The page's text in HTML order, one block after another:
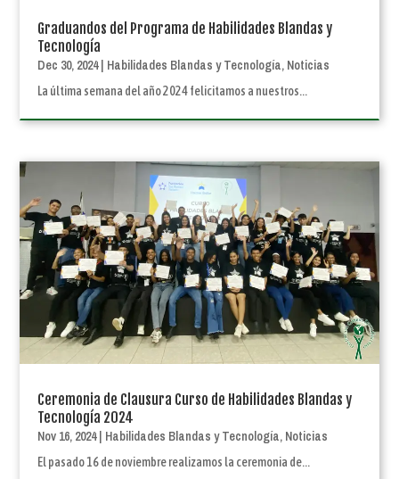
Graduandos del Programa de Habilidades Blandas y
Tecnología
Dec 30, 2024| Habilidades Blandas y Tecnología, Noticias
La última semana del año 2024 felicitamos a nuestros...
Ceremonia de Clausura Curso de Habilidades Blandas y
Tecnología 2024
Nov 16, 2024| Habilidades Blandas y Tecnología, Noticias
El pasado 16 de noviembre realizamos la ceremonia de...